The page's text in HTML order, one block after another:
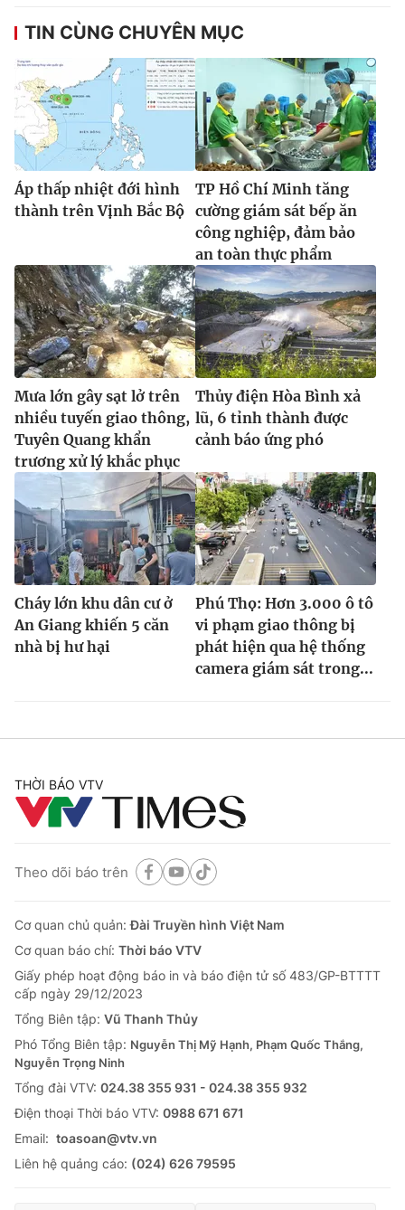
THỜI BÁO VTV
Theo dõi báo trên
Cơ quan chủ quản:Đài Truyền hình Việt Nam
Giấy phép hoạt động báo in và báo điện tử số 483/GP-BTTTT
cấp ngày 29/12/2023
Tổng Biên tập:Vũ Thanh Thủy
Phó Tổng Biên tập:Nguyễn Thị Mỹ Hạnh, Phạm Quốc Thắng,
Nguyễn Trọng Ninh
Ðiện thoại Thời báo VTV:024.66 897 897
Email:toasoan@vtv.vn
Liên hệ quảng cáo:024-7300.7108
TIN CÙNG CHUYÊN MỤC
Áp thấp nhiệt đới hình
thành trên Vịnh Bắc Bộ
TP Hồ Chí Minh tăng
cường giám sát bếp ăn
công nghiệp, đảm bảo
an toàn thực phẩm
Mưa lớn gây sạt lở trên
nhiều tuyến giao thông,
Tuyên Quang khẩn
trương xử lý khắc phục
Thủy điện Hòa Bình xả
lũ, 6 tỉnh thành được
cảnh báo ứng phó
Cháy lớn khu dân cư ở
An Giang khiến 5 căn
nhà bị hư hại
Phú Thọ: Hơn 3.000 ô tô
vi phạm giao thông bị
phát hiện qua hệ thống
camera giám sát trong...
THỜI BÁO VTV
Theo dõi báo trên
Cơ quan chủ quản:Đài Truyền hình Việt Nam
Cơ quan báo chí: Thời báo VTV
Giấy phép hoạt động báo in và báo điện tử số 483/GP-BTTTT
cấp ngày 29/12/2023
Tổng Biên tập: Vũ Thanh Thủy
Phó Tổng Biên tập: Nguyễn Thị Mỹ Hạnh, Phạm Quốc Thắng,
Nguyễn Trọng Ninh
Tổng đài VTV: 024.38 355 931 - 024.38 355 932
Ðiện thoại Thời báo VTV: 0988 671 671
Email: toasoan@vtv.vn
Liên hệ quảng cáo: (024) 626 79595